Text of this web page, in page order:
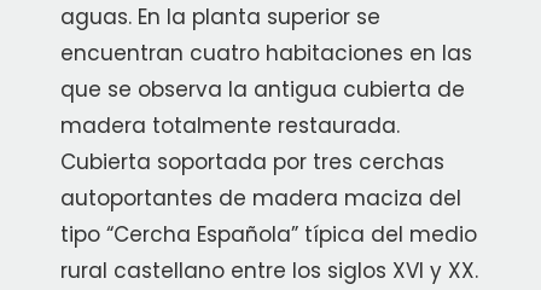
aguas. En la planta superior se
encuentran cuatro habitaciones en las
que se observa la antigua cubierta de
madera totalmente restaurada.
Cubierta soportada por tres cerchas
autoportantes de madera maciza del
tipo “Cercha Española” típica del medio
rural castellano entre los siglos XVI y XX.